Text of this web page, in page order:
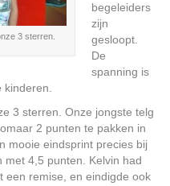
3 sterren.
begeleiders
zijn
gesloopt.
De
spanning is
3 sterren. Onze jongste telg
2 punten te pakken in
mooie eindsprint precies bij
4,5 punten. Kelvin had
een remise, en eindigde ook